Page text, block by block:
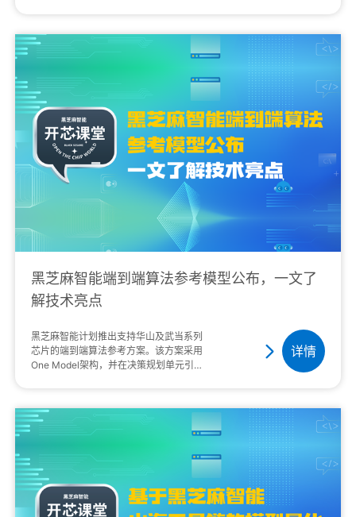
统···
黑芝麻智能端到端算法参考模型公布，一文了
解技术亮点
黑芝麻智能计划推出支持华山及武当系列
芯片的端到端算法参考方案。该方案采用
One Model架构，并在决策规划单元引入
统···
详情